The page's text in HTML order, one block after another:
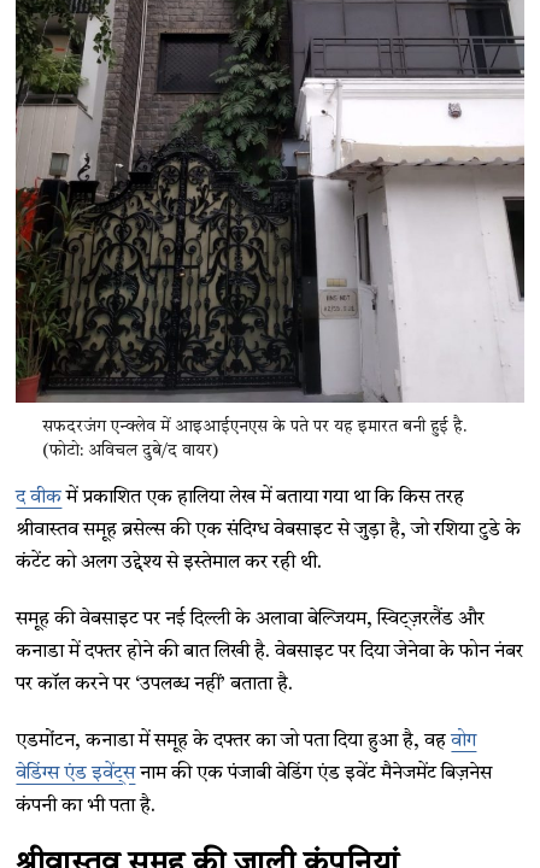
सफदरजंग एन्क्लेव में आइआईएनएस के पते पर यह इमारत बनी हुई है.
(फोटो: अविचल दुबे/द वायर)
द वीकमें प्रकाशित एक हालिया लेख में बताया गया था कि किस तरह
श्रीवास्तव समूह ब्रसेल्स की एक संदिग्ध वेबसाइट से जुड़ा है, जो रशिया टुडे के
कंटेंट को अलग उद्देश्य से इस्तेमाल कर रही थी.
समूह की वेबसाइट पर नई दिल्ली के अलावा बेल्जियम, स्विट्ज़रलैंड और
कनाडा में दफ्तर होने की बात लिखी है. वेबसाइट पर दिया जेनेवा के फोन नंबर
पर कॉल करने पर ‘उपलब्ध नहीं’ बताता है.
एडमोंटन, कनाडा में समूह के दफ्तर का जो पता दिया हुआ है, वहवोग
वेडिंग्स एंड इवेंट्सनाम की एक पंजाबी वेडिंग एंड इवेंट मैनेजमेंट बिज़नेस
कंपनी का भी पता है.